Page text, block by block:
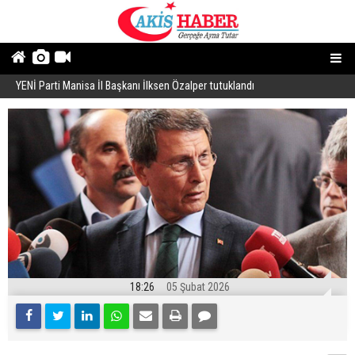
YENİ Parti Manisa İl Başkanı İlksen Özalper tutuklandı
18:26 05 Şubat 2026